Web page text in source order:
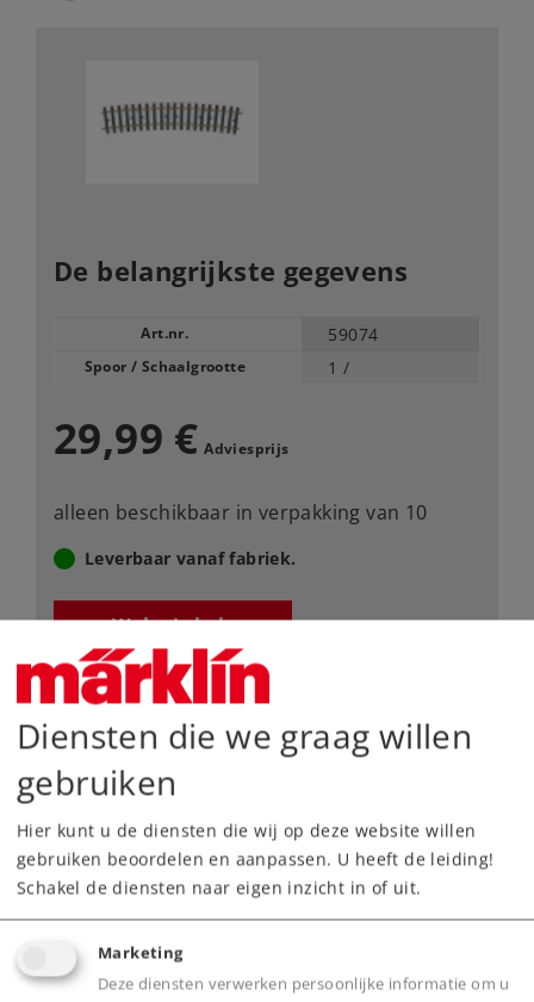
De belangrijkste gegevens
Art.nr. 59074
Spoor / Schaalgrootte 1 /
29,99 € Adviesprijs
alleen beschikbaar in verpakking van 10
Leverbaar vanaf fabriek.
Webwinkel
Dealer zoeken
Downloads
Diensten die we graag willen
gebruiken
Hier kunt u de diensten die wij op deze website willen
gebruiken beoordelen en aanpassen. U heeft de leiding!
Schakel de diensten naar eigen inzicht in of uit.
Marketing
Deze diensten verwerken persoonlijke informatie om u